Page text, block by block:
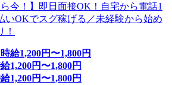
今！】即日面接OK！自宅から電話1
OKでスグ稼げる／未経験から始め
！
時給1,200円〜1,800円
1,200円〜1,800円
1,200円〜1,800円